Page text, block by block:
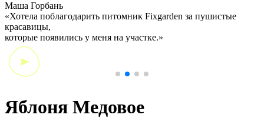
Маша Горбань
«Хотела поблагодарить питомник Fixgarden за пушистые
красавицы,
которые появились у меня на участке.»
Яблоня Медовое